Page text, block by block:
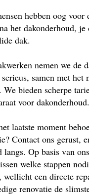
hebben oog voor
het dakonderhoud, je
dak.
nemen we de
samen met het
We bieden scherpe
voor dakonderhoud.
laatste moment
Contact ons gerust,
Op basis van
welke stappen
wellicht een directe
renovatie de